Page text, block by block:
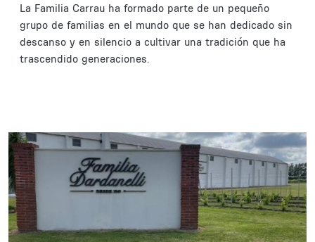
La Familia Carrau ha formado parte de un pequeño
grupo de familias en el mundo que se han dedicado sin
descanso y en silencio a cultivar una tradición que ha
trascendido generaciones.